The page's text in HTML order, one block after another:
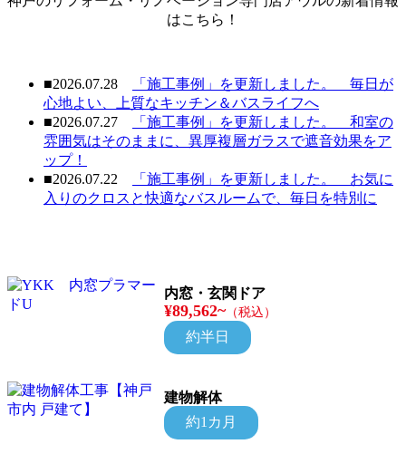
はこちら！
■2026.07.28 「施工事例」を更新しました。
毎日が
心地よい、上質なキッチン＆バスライフへ
■2026.07.27 「施工事例」を更新しました。
和室の
雰囲気はそのままに、異厚複層ガラスで遮音効果をア
ップ！
■2026.07.22 「施工事例」を更新しました。
お気に
入りのクロスと快適なバスルームで、毎日を特別に
内窓・玄関ドア
¥89,562~（税込）
約半日
建物解体
約1カ月